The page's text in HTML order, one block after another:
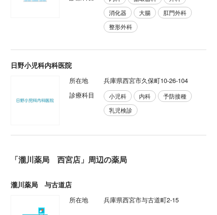
消化器
大腸
肛門外科
整形外科
日野小児科内科医院
所在地
兵庫県西宮市久保町10-26-104
診療科目
小児科 内科
予防接種
乳児検診
「瀧川薬局 西宮店」周辺の薬局
瀧川薬局 与古道店
所在地 兵庫県西宮市与古道町2-15